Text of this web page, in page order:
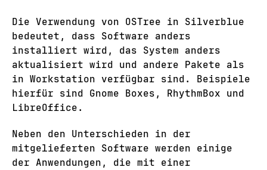
Die Verwendung von OSTree in Silverblue
bedeutet, dass Software anders
installiert wird, das System anders
aktualisiert wird und andere Pakete als
in Workstation verfügbar sind. Beispiele
hierfür sind Gnome Boxes, RhythmBox und
LibreOffice.
Neben den Unterschieden in der
mitgelieferten Software werden einige
der Anwendungen, die mit einer